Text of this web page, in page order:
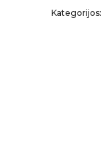
Kategorijos: